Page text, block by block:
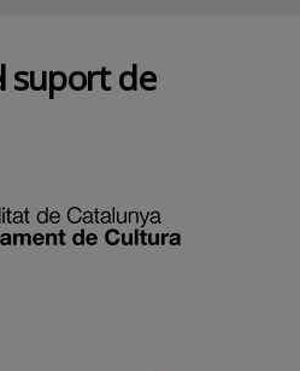
suport de